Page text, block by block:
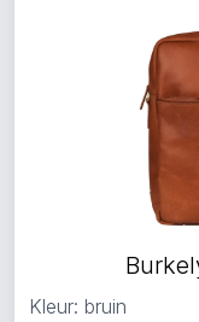
Kleur: bruin